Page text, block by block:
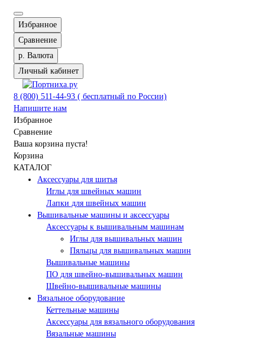
Избранное
Сравнение
р. Валюта
Личный кабинет
8 (800) 511-44-93 ( бесплатный по России)
Напишите нам
Избранное
Сравнение
Ваша корзина пуста!
Корзина
КАТАЛОГ
Аксессуары для шитья
Иглы для швейных машин
Лапки для швейных машин
Вышивальные машины и аксессуары
Аксессуары к вышивальным машинам
Иглы для вышивальных машин
Пяльцы для вышивальных машин
Вышивальные машины
ПО для швейно-вышивальных машин
Швейно-вышивальные машины
Вязальное оборудование
Кеттельные машины
Аксессуары для вязального оборудования
Вязальные машины